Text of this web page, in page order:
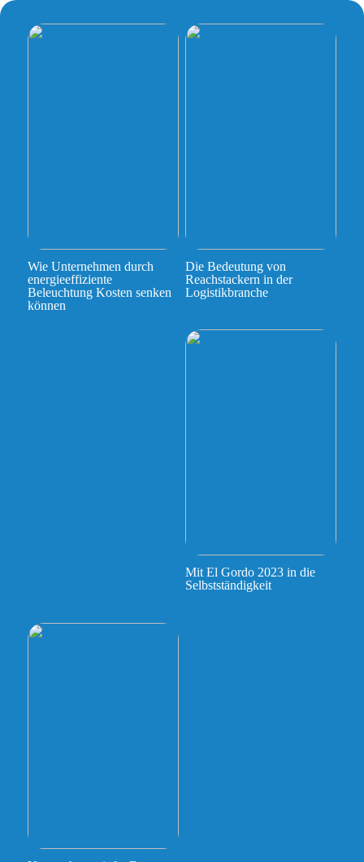
Wie Unternehmen durch
energieeffiziente
Beleuchtung Kosten senken
können
Die Bedeutung von
Reachstackern in der
Logistikbranche
Mit El Gordo 2023 in die
Selbstständigkeit